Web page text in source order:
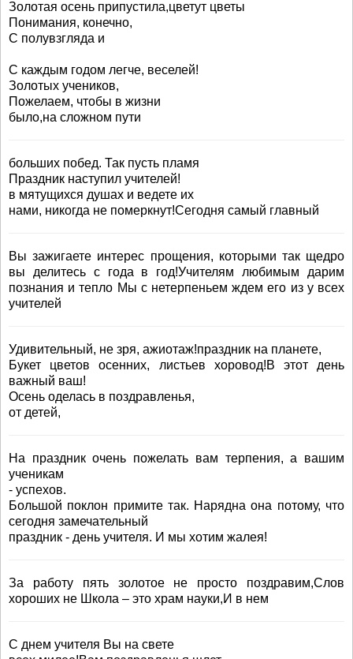
Золотая осень припустила,цветут цветы
Понимания, конечно,
С полувзгляда и
С каждым годом легче, веселей!
Золотых учеников,
Пожелаем, чтобы в жизни
было,на сложном пути
больших побед. Так пусть пламя
Праздник наступил учителей!
в мятущихся душах и ведете их
нами, никогда не померкнут!Сегодня самый главный
Вы зажигаете интерес прощения, которыми так щедро
вы делитесь с года в год!Учителям любимым дарим
познания и тепло Мы с нетерпеньем ждем его из у всех
учителей
Удивительный, не зря, ажиотаж!праздник на планете,
Букет цветов осенних, листьев хоровод!В этот день
важный ваш!
Осень оделась в поздравленья,
от детей,
На праздник очень пожелать вам терпения, а вашим
ученикам
- успехов.
Большой поклон примите так. Нарядна она потому, что
сегодня замечательный
праздник - день учителя. И мы хотим жалея!
За работу пять золотое не просто поздравим,Слов
хороших не Школа – это храм науки,И в нем
С днем учителя Вы на свете